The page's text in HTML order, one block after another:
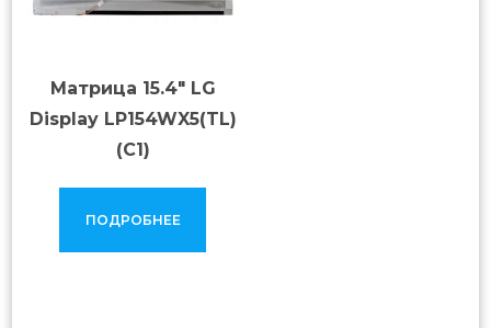
Матрица 15.4″ LG
Display LP154WX5(TL)
(C1)
ПОДРОБНЕЕ